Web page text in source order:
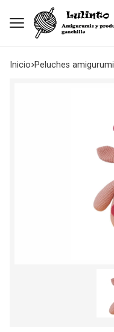
Inicio peluches amigurumi